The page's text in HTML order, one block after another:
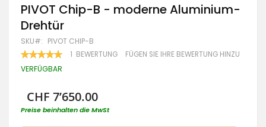
Zum
Anfang
der
Bildgalerie
springen
PIVOT Chip-B - moderne Aluminium-
Drehtür
SKU PIVOT CHIP-B
BEWERTUNG:
100
1 BEWERTUNG FÜGEN SIE IHRE BEWERTUNG HINZU
VERFÜGBAR
CHF 7’650.00
Preise beinhalten die MwSt